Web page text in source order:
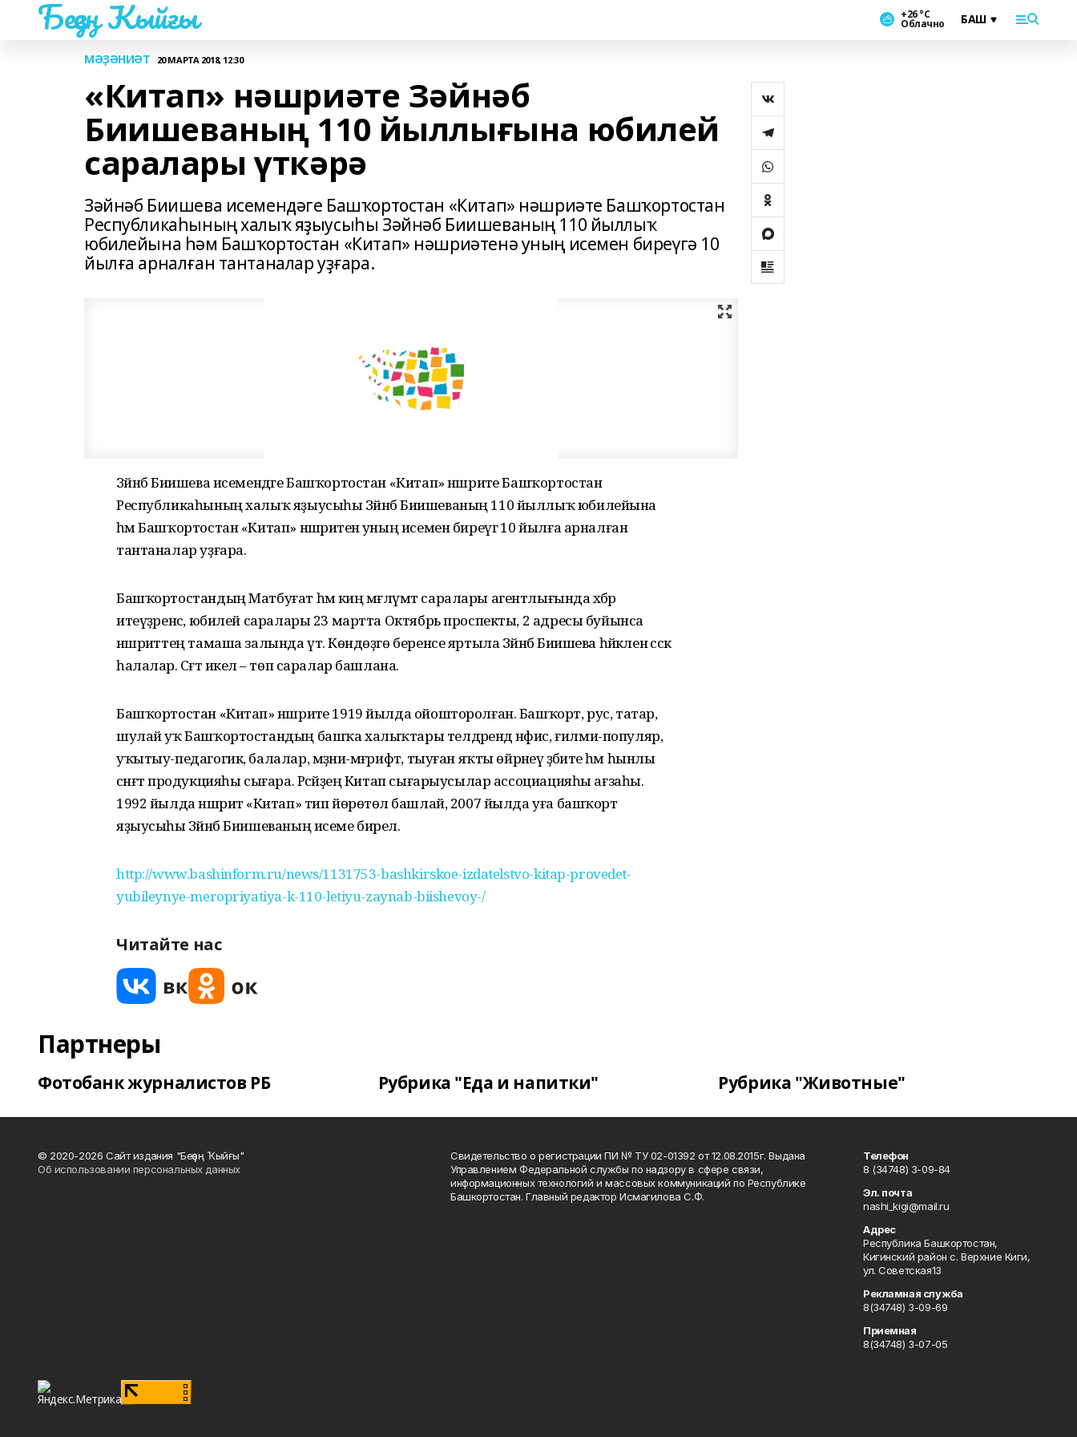
Беҙҙең Ҡыйғы +26 °С
Облачно
МӘҘӘНИӘТ 20 МАРТА 2018, 12:30
«Китап» нәшриәте Зәйнәб
Биишеваның 110 йыллығына юбилей
саралары үткәрә
Зәйнәб Биишева исемендәге Башҡортостан «Китап» нәшриәте Башҡортостан
Республикаһының халыҡ яҙыусыһы Зәйнәб Биишеваның 110 йыллыҡ
юбилейына һәм Башҡортостан «Китап» нәшриәтенә уның исемен биреүгә 10
йылға арналған тантаналар уҙғара.
Зәйнәб Биишева исемендәге Башҡортостан «Китап» нәшриәте Башҡортостан
Республикаһының халыҡ яҙыусыһы Зәйнәб Биишеваның 110 йыллыҡ юбилейына
һәм Башҡортостан «Китап» нәшриәтенә уның исемен биреүгә 10 йылға арналған
тантаналар уҙғара.
Башҡортостандың Матбуғат һәм киң мәғлүмәт саралары агентлығында хәбәр
итеүҙәренсә, юбилей саралары 23 мартта Октябрь проспекты, 2 адресы буйынса
нәшриәттең тамаша залында үтә. Көндөҙгө беренсе яртыла Зәйнәб Биишева һәйкәленә сәскә
һалалар. Сәғәт икелә – төп саралар башлана.
Башҡортостан «Китап» нәшриәте 1919 йылда ойошторолған. Башҡорт, рус, татар,
шулай уҡ Башҡортостандың башҡа халыҡтары телдәрендә нәфис, ғилми-популяр,
уҡытыу-педагогик, балалар, мәҙәни-мәғрифәт, тыуған яҡты өйрәнеү әҙәбиәте һәм һынлы
сәнғәт продукцияһы сығара. Рәсәйҙең Китап сығарыусылар ассоциацияһы ағзаһы.
1992 йылда нәшриәт «Китап» тип йөрөтөлә башлай, 2007 йылда уға башҡорт
яҙыусыһы Зәйнәб Биишеваның исеме бирелә.
http://www.bashinform.ru/news/1131753-bashkirskoe-izdatelstvo-kitap-provedet-
yubileynye-meropriyatiya-k-110-letiyu-zaynab-biishevoy-/
Читайте нас
Партнеры
Фотобанк журналистов РБ Рубрика "Еда и напитки" Рубрика "Животные"
© 2020-2026 Сайт издания "Беҙҙең Ҡыйғы"
Об использовании персональных данных
Свидетельство о регистрации ПИ № ТУ 02-01392 от 12.08.2015г. Выдана
Управлением Федеральной службы по надзору в сфере связи,
информационных технологий и массовых коммуникаций по Республике
Башкортостан. Главный редактор Исмагилова С.Ф.
Телефон
8 (34748) 3-09-84
Эл. почта
nashi_kigi@mail.ru
Адрес
Республика Башкортостан,
Кигинский район с. Верхние Киги,
ул. Советская13
Рекламная служба
8(34748) 3-09-69
Приемная
8(34748) 3-07-05